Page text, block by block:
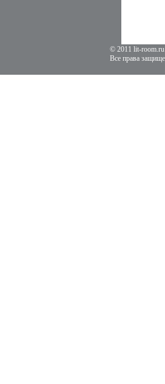
© 2011 lit-
Все права